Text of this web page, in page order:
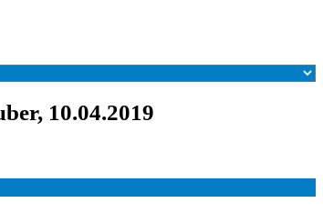
10.04.2019